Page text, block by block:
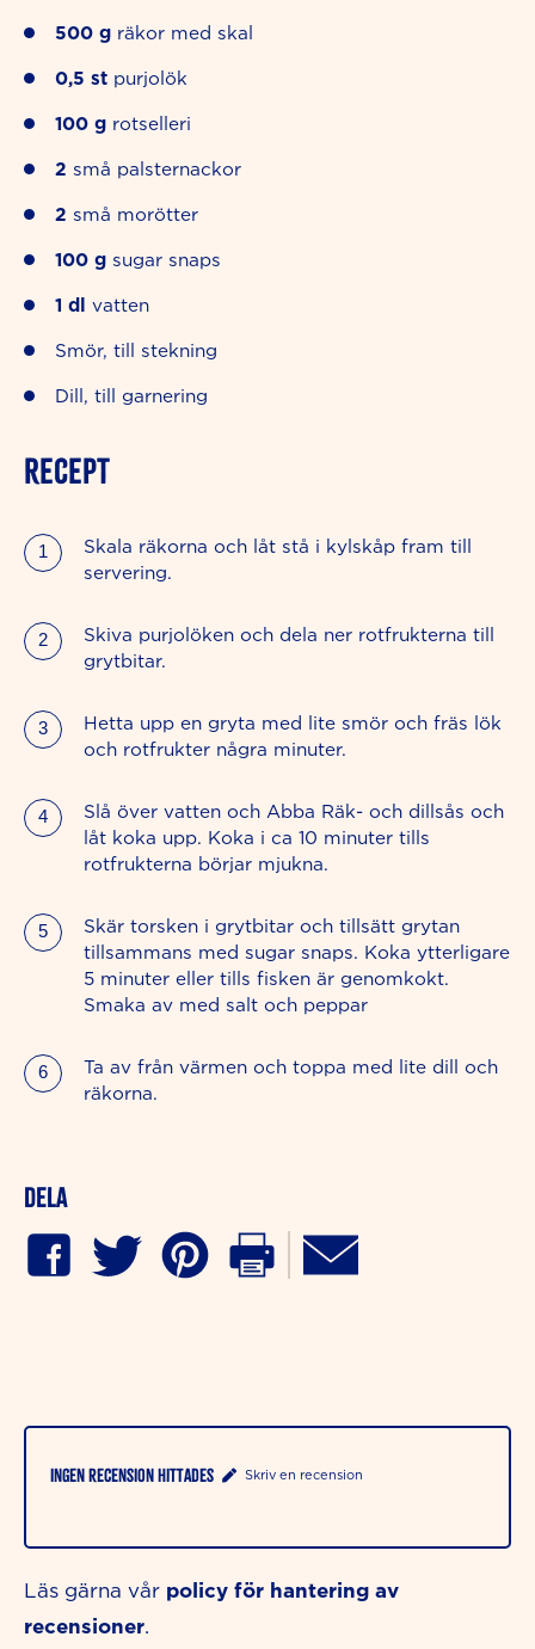
500 g räkor med skal
0,5 st purjolök
100 g rotselleri
2 små palsternackor
2 små morötter
100 g sugar snaps
1 dl vatten
Smör, till stekning
Dill, till garnering
RECEPT
Skala räkorna och låt stå i kylskåp fram till
servering.
Skiva purjolöken och dela ner rotfrukterna till
grytbitar.
Hetta upp en gryta med lite smör och fräs lök
och rotfrukter några minuter.
Slå över vatten och Abba Räk- och dillsås och
låt koka upp. Koka i ca 10 minuter tills
rotfrukterna börjar mjukna.
Skär torsken i grytbitar och tillsätt grytan
tillsammans med sugar snaps. Koka ytterligare
5 minuter eller tills fisken är genomkokt.
Smaka av med salt och peppar
Ta av från värmen och toppa med lite dill och
räkorna.
Dela
Ingen recension hittades Skriv en recension
Läs gärna vår policy för hantering av
recensioner.